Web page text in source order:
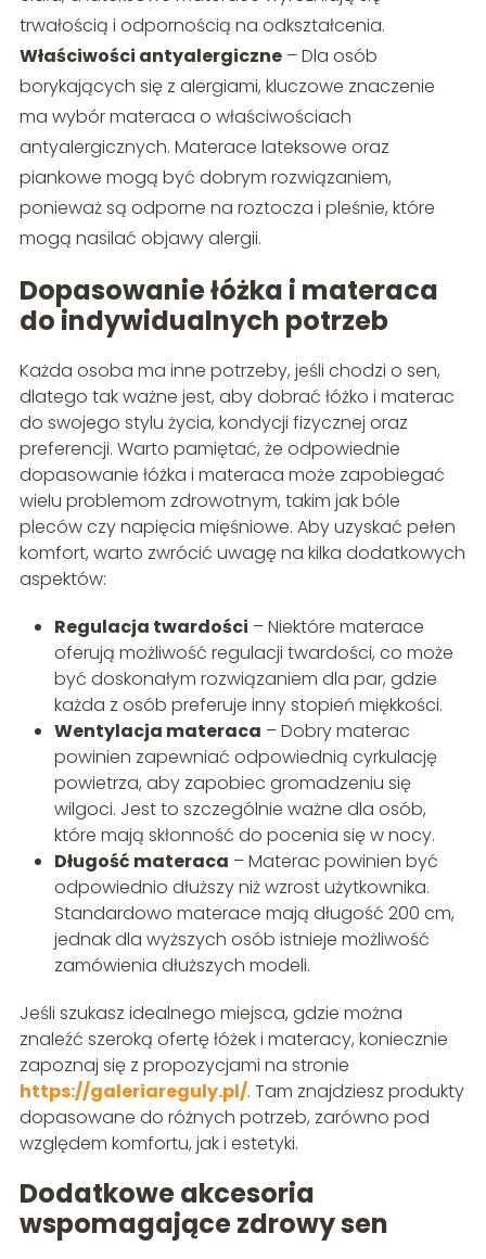
trwałością i odpornością na odkształcenia.
Właściwości antyalergiczne– Dla osób
borykających się z alergiami, kluczowe znaczenie
ma wybór materaca o właściwościach
antyalergicznych. Materace lateksowe oraz
piankowe mogą być dobrym rozwiązaniem,
ponieważ są odporne na roztocza i pleśnie, które
mogą nasilać objawy alergii.
Dopasowanie łóżka i materaca
do indywidualnych potrzeb
Każda osoba ma inne potrzeby, jeśli chodzi o sen,
dlatego tak ważne jest, aby dobrać łóżko i materac
do swojego stylu życia, kondycji fizycznej oraz
preferencji. Warto pamiętać, że odpowiednie
dopasowanie łóżka i materaca może zapobiegać
wielu problemom zdrowotnym, takim jak bóle
pleców czy napięcia mięśniowe. Aby uzyskać pełen
komfort, warto zwrócić uwagę na kilka dodatkowych
aspektów:
Regulacja twardości – Niektóre materace
oferują możliwość regulacji twardości, co może
być doskonałym rozwiązaniem dla par, gdzie
każda z osób preferuje inny stopień miękkości.
Wentylacja materaca – Dobry materac
powinien zapewniać odpowiednią cyrkulację
powietrza, aby zapobiec gromadzeniu się
wilgoci. Jest to szczególnie ważne dla osób,
które mają skłonność do pocenia się w nocy.
Długość materaca – Materac powinien być
odpowiednio dłuższy niż wzrost użytkownika.
Standardowo materace mają długość 200 cm,
jednak dla wyższych osób istnieje możliwość
zamówienia dłuższych modeli.
Jeśli szukasz idealnego miejsca, gdzie można
znaleźć szeroką ofertę łóżek i materacy, koniecznie
zapoznaj się z propozycjami na stronie
https://galeriareguly.pl/. Tam znajdziesz produkty
dopasowane do różnych potrzeb, zarówno pod
względem komfortu, jak i estetyki.
Dodatkowe akcesoria
wspomagające zdrowy sen